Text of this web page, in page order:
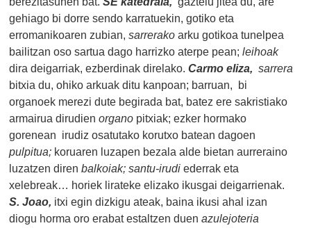
gehiago bi dorre sendo karratuekin, gotiko eta
erromanikoaren zubian,sarrerako arku gotikoa tunelpea
bailitzan oso sartua dago harrizko aterpe pean;leihoak
dira deigarriak, ezberdinak direlako.Carmo eliza, sarrera
bitxia du, ohiko arkuak ditu kanpoan; barruan, bi
organoek merezi dute begirada bat, batez ere sakristiako
armairua dirudienorgano pitxiak; ezker hormako
gorenean irudiz osatutako korutxo batean dagoen
pulpitua; koruaren luzapen bezala alde bietan aurreraino
luzatzen direnbalkoiak; santu-irudi ederrak eta
xelebreak… horiek lirateke elizako ikusgai deigarrienak.
S. Joao, itxi egin dizkigu ateak, baina ikusi ahal izan
diogu horma oro erabat estaltzen duenazulejoteria